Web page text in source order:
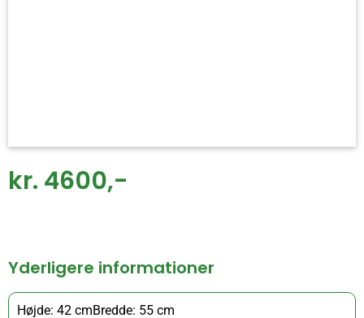
kr. 4600,-
Yderligere informationer
Højde: 42 cmBredde: 55 cm